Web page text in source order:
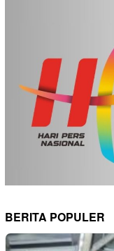
BERITA POPULER